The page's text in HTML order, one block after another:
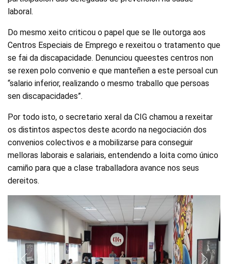
laboral.
Do mesmo xeito criticou o papel que se lle outorga aos
Centros Especiais de Emprego e rexeitou o tratamento que
se fai da discapacidade. Denunciou queestes centros non
se rexen polo convenio e que manteñen a este persoal cun
“salario inferior, realizando o mesmo traballo que persoas
sen discapacidades”.
Por todo isto, o secretario xeral da CIG chamou a rexeitar
os distintos aspectos deste acordo na negociación dos
convenios colectivos e a mobilizarse para conseguir
melloras laborais e salariais, entendendo a loita como único
camiño para que a clase traballadora avance nos seus
dereitos.